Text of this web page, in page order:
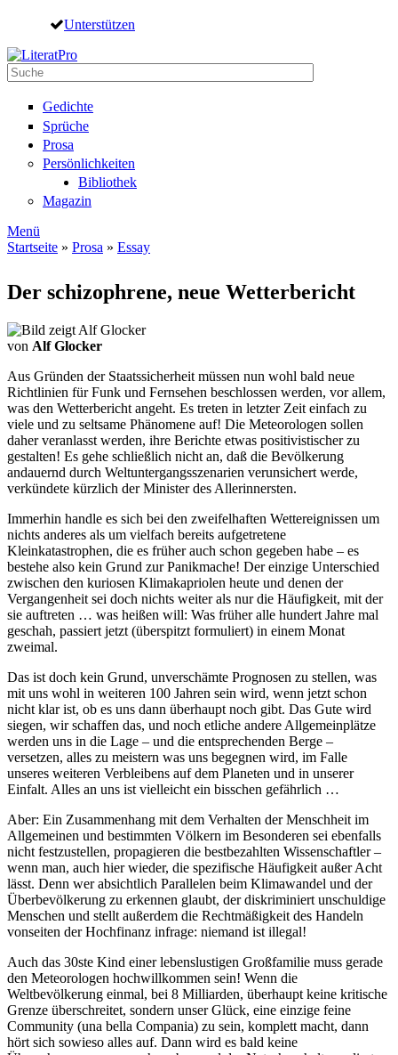
Direkt zum Inhalt
Unterstützen
Suche
Gedichte
Sprüche
Prosa
Persönlichkeiten
Bibliothek
Magazin
Menü
Startseite » Prosa » Essay
Der schizophrene, neue Wetterbericht
von Alf Glocker
Aus Gründen der Staatssicherheit müssen nun wohl bald neue
Richtlinien für Funk und Fernsehen beschlossen werden, vor allem,
was den Wetterbericht angeht. Es treten in letzter Zeit einfach zu
viele und zu seltsame Phänomene auf! Die Meteorologen sollen
daher veranlasst werden, ihre Berichte etwas positivistischer zu
gestalten! Es gehe schließlich nicht an, daß die Bevölkerung
andauernd durch Weltuntergangsszenarien verunsichert werde,
verkündete kürzlich der Minister des Allerinnersten.
Immerhin handle es sich bei den zweifelhaften Wettereignissen um
nichts anderes als um vielfach bereits aufgetretene
Kleinkatastrophen, die es früher auch schon gegeben habe – es
bestehe also kein Grund zur Panikmache! Der einzige Unterschied
zwischen den kuriosen Klimakapriolen heute und denen der
Vergangenheit sei doch nichts weiter als nur die Häufigkeit, mit der
sie auftreten … was heißen will: Was früher alle hundert Jahre mal
geschah, passiert jetzt (überspitzt formuliert) in einem Monat
zweimal.
Das ist doch kein Grund, unverschämte Prognosen zu stellen, was
mit uns wohl in weiteren 100 Jahren sein wird, wenn jetzt schon
nicht klar ist, ob es uns dann überhaupt noch gibt. Das Gute wird
siegen, wir schaffen das, und noch etliche andere Allgemeinplätze
werden uns in die Lage – und die entsprechenden Berge –
versetzen, alles zu meistern was uns begegnen wird, im Falle
unseres weiteren Verbleibens auf dem Planeten und in unserer
Einfalt. Alles an uns ist vielleicht ein bisschen gefährlich …
Aber: Ein Zusammenhang mit dem Verhalten der Menschheit im
Allgemeinen und bestimmten Völkern im Besonderen sei ebenfalls
nicht festzustellen, propagieren die bestbezahlten Wissenschaftler –
wenn man, auch hier wieder, die spezifische Häufigkeit außer Acht
lässt. Denn wer absichtlich Parallelen beim Klimawandel und der
Überbevölkerung zu erkennen glaubt, der diskriminiert unschuldige
Menschen und stellt außerdem die Rechtmäßigkeit des Handeln
vonseiten der Hochfinanz infrage: niemand ist illegal!
Auch das 30ste Kind einer lebenslustigen Großfamilie muss gerade
den Meteorologen hochwillkommen sein! Wenn die
Weltbevölkerung einmal, bei 8 Milliarden, überhaupt keine kritische
Grenze überschreitet, sondern unser Glück, eine einzige feine
Community (una bella Compania) zu sein, komplett macht, dann
hört sich sowieso alles auf. Dann wird es bald keine